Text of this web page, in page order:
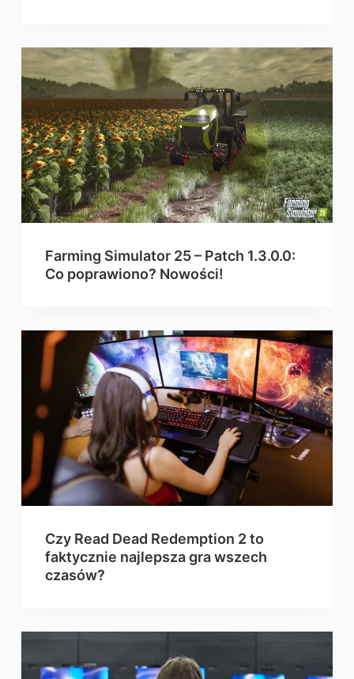
Farming Simulator 25 – Patch 1.3.0.0:
Co poprawiono? Nowości!
Czy Read Dead Redemption 2 to
faktycznie najlepsza gra wszech
czasów?